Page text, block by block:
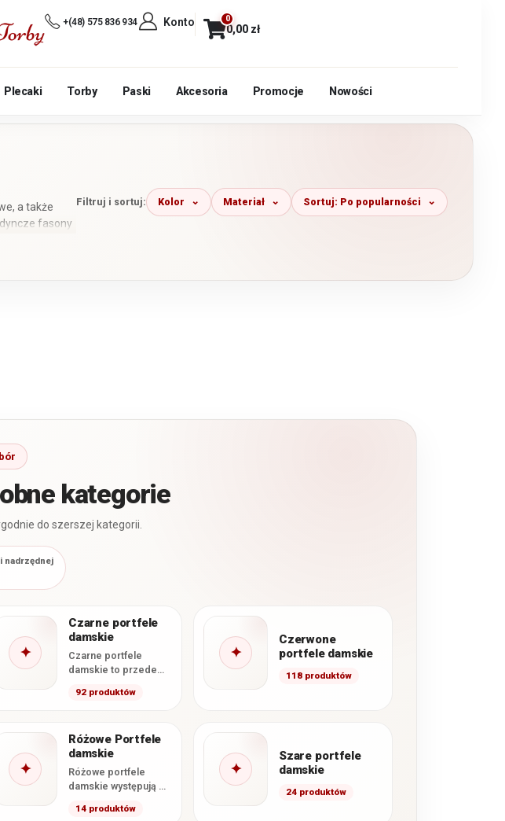
+(48) 575 836 934 Konto 0
0,00 zł
Plecaki Torby Paski Akcesoria Promocje Nowości
a także
fasony
Filtruj i sortuj: Kolor Materiał Sortuj: Po popularności
kategorie
do szerszej kategorii.
nadrzędnej
✦
Czarne portfele
damskie
Czarne portfele
damskie to przede
skóry naturalnej,
miękkiej…
92 produktów
✦
Czerwone
portfele damskie
118 produktów
✦
Różowe Portfele
damskie
Różowe portfele
damskie występują w
odcieniach
14 produktów
✦
Szare portfele
damskie
24 produktów